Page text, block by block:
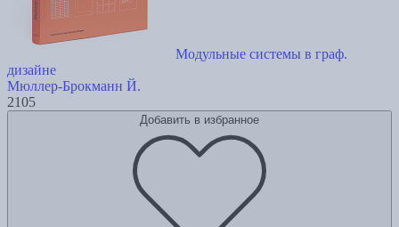
Модульные системы в граф.
дизайне
Мюллер-Брокманн Й.
2105
Добавить в избранное